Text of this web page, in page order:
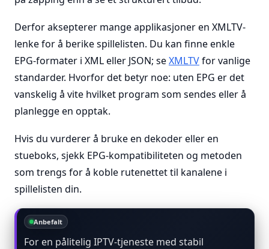
Derfor aksepterer mange applikasjoner en XMLTV-
lenke for å berike spillelisten. Du kan finne enkle
EPG-formater i XML eller JSON; seXMLTVfor vanlige
standarder. Hvorfor det betyr noe: uten EPG er det
vanskelig å vite hvilket program som sendes eller å
planlegge en opptak.
Hvis du vurderer å bruke en dekoder eller en
stueboks, sjekk EPG-kompatibiliteten og metoden
som trengs for å koble rutenettet til kanalene i
spillelisten din.
Anbefalt
For en pålitelig IPTV-tjeneste med stabil